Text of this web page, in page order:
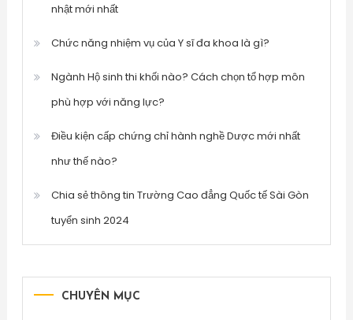
nhật mới nhất
Chức năng nhiệm vụ của Y sĩ đa khoa là gì?
Ngành Hộ sinh thi khối nào? Cách chọn tổ hợp môn
phù hợp với năng lực?
Điều kiện cấp chứng chỉ hành nghề Dược mới nhất
như thế nào?
Chia sẻ thông tin Trường Cao đẳng Quốc tế Sài Gòn
tuyển sinh 2024
CHUYÊN MỤC